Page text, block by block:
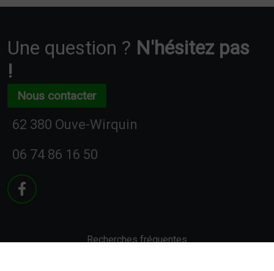
Une question ? N'hésitez pas
!
Nous contacter
62 380 Ouve-Wirquin
06 74 86 16 50
Recherches fréquentes